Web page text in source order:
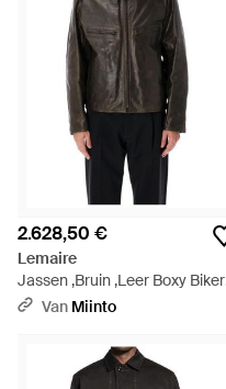
2.628,50 €
Lemaire
Jassen ,Bruin ,Leer Boxy Biker
Jacket - Zwart
Van Miinto